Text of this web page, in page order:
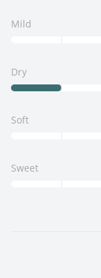
Mild
Dry
Soft
Sweet